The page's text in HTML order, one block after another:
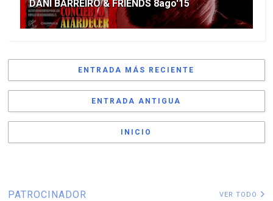
DANI BARREIRO & FRIENDS 8ago'15
ENTRADA MÁS RECIENTE
ENTRADA ANTIGUA
INICIO
PATROCINADOR VER TODO